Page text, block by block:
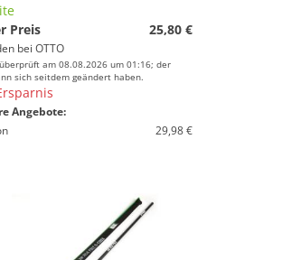
Ruten
Preis
25,80 €
bei OTTO
am 08.08.2026 um 01:16; der
sich seitdem geändert haben.
Angebote:
29,98 €